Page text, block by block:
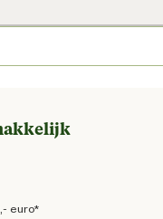
euro*